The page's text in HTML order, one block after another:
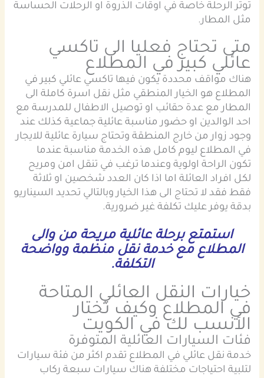
توتر الرحلة خاصة في اوقات الذروة او الرحلات الحساسة
مثل المطار.
متى تحتاج فعليا الى تاكسي
عائلي كبير في المطلاع
هناك مواقف محددة يكون فيها تاكسي عائلي كبير في
المطلاع هو الخيار المنطقي مثل نقل اسرة كاملة الى
المطار مع عدة حقائب او توصيل الاطفال للمدرسة مع
احد الوالدين او حضور مناسبة عائلية جماعية كذلك عند
وجود زوار من خارج المنطقة وتحتاج سيارة عائلية للايجار
في المطلاع ليوم كامل هذه الخدمة مناسبة عندما
تكون الراحة اولوية وعندما ترغب في تنقل امن ومريح
لكل افراد العائلة اما اذا كان العدد شخصين او ثلاثة
فقط فقد لا تحتاج الى هذا الخيار وبالتالي تحديد السيناريو
بدقة يوفر عليك تكلفة غير ضرورية.
استمتع برحلة عائلية مريحة من والى
المطلاع مع خدمة نقل منظمة وواضحة
التكلفة.
خيارات النقل العائلي المتاحة
في المطلاع وكيف تختار
الأنسب لك في الكويت
فئات السيارات العائلية المتوفرة
خدمة نقل عائلي في المطلاع تقدم اكثر من فئة سيارات
لتلبية احتياجات مختلفة هناك سيارات سبعة ركاب